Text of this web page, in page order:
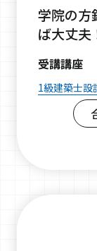
学院の方
ば大丈夫
受講講座
1級建築士設